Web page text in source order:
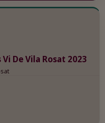
De Vila Rosat 2023